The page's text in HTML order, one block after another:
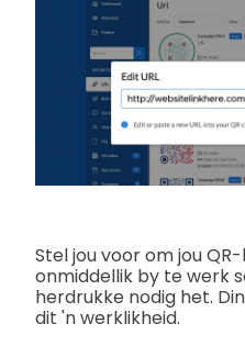
Stel jou voor om jou
onmiddellik by te werk
herdrukke nodig het.
dit 'n werklikheid.